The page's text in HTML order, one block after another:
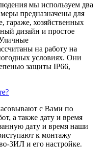
мы используем два
предназначены для
гараже, хозяйственных
дизайн и простое
на работу на
условиях. Они
защиты IP66,
с Вами по
а также дату и время
дату и время наши
к монтажу
3ИЛ и его настройке.